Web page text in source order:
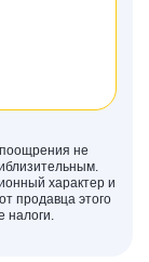
поощрения не
характер и
продавца этого
налоги.